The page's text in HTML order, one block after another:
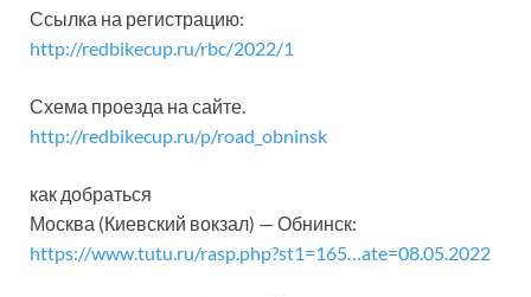
Ссылка на регистрацию:
http://redbikecup.ru/rbc/2022/1
Схема проезда на сайте.
http://redbikecup.ru/p/road_obninsk
как добраться
Москва (Киевский вокзал) — Обнинск:
https://www.tutu.ru/rasp.php?st1=165…ate=08.05.2022